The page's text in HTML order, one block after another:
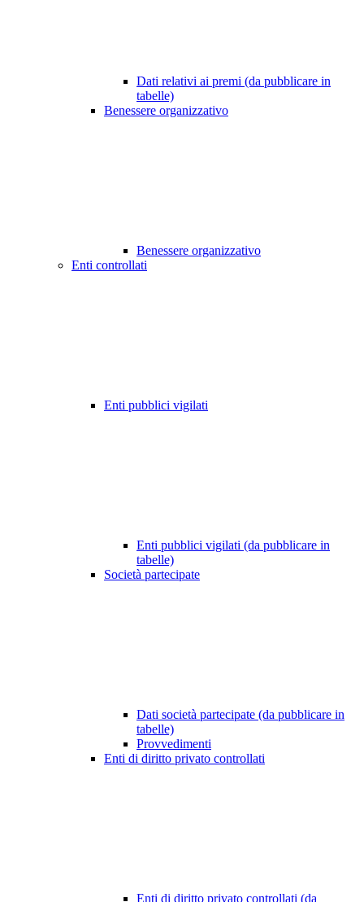
Dati relativi ai premi (da pubblicare in
tabelle)
Benessere organizzativo
Benessere organizzativo
Enti controllati
Enti pubblici vigilati
Enti pubblici vigilati (da pubblicare in
tabelle)
Società partecipate
Dati società partecipate (da pubblicare in
tabelle)
Provvedimenti
Enti di diritto privato controllati
Enti di diritto privato controllati (da